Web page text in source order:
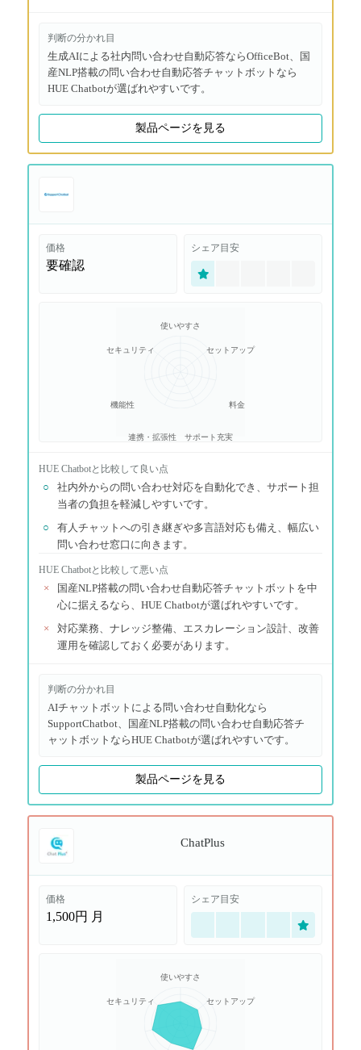
判断の分かれ目
生成AIによる社内問い合わせ自動応答ならOfficeBot、国
産NLP搭載の問い合わせ自動応答チャットボットなら
HUE Chatbotが選ばれやすいです。
製品ページを見る
価格
要確認
シェア目安
使いやすさ
セットアップ
料金
サポート充実
連携・拡張性
機能性
セキュリティ
HUE Chatbotと比較して良い点
○
社内外からの問い合わせ対応を自動化でき、サポート担
当者の負担を軽減しやすいです。
○
有人チャットへの引き継ぎや多言語対応も備え、幅広い
問い合わせ窓口に向きます。
HUE Chatbotと比較して悪い点
×
国産NLP搭載の問い合わせ自動応答チャットボットを中
心に据えるなら、HUE Chatbotが選ばれやすいです。
×
対応業務、ナレッジ整備、エスカレーション設計、改善
運用を確認しておく必要があります。
判断の分かれ目
AIチャットボットによる問い合わせ自動化なら
SupportChatbot、国産NLP搭載の問い合わせ自動応答チ
ャットボットならHUE Chatbotが選ばれやすいです。
製品ページを見る
ChatPlus
価格
1,500円 月
シェア目安
使いやすさ
セットアップ
セキュリティ